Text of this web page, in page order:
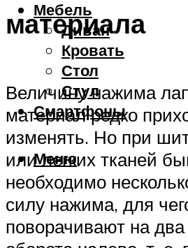
Мебель
Диван
Кровать
Стол
Стул
Смартфоны
Меню
материала
Величину нажима
материал редко
изменять. Но при
или легких тканей
необходимо
силу нажима, для
поворачивают на